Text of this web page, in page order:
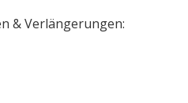
& Verlängerungen: